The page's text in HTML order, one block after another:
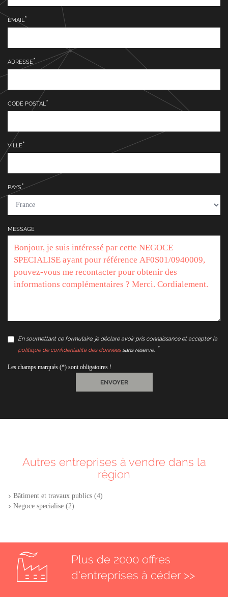
EMAIL
ADRESSE
CODE POSTAL
VILLE
PAYS
MESSAGE
En soumettant ce formulaire, je déclare avoir pris connaissance et accepter la
politique de confidentialité des donnéessans réserve.
Les champs marqués (*) sont obligatoires !
ENVOYER
Autres entreprises à vendre dans la
région
Bâtiment et travaux publics (4)
Negoce specialise (2)
Plus de 2000 offres
d'entreprises à céder >>